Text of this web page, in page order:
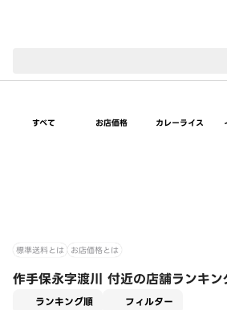
すべて お店価格 カレーライス
標準送料とは お店価格とは
作手保永字渡川 付近の店舗ランキン
ランキング順 フィルター